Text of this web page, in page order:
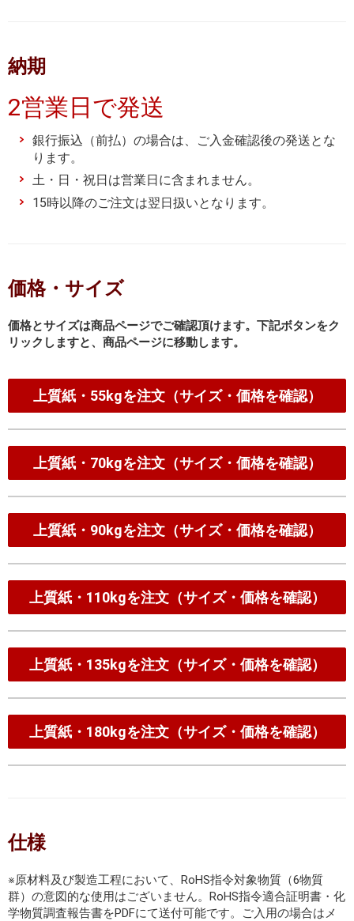
納期
2営業日で発送
銀行振込（前払）の場合は、ご入金確認後の発送とな
ります。
土・日・祝日は営業日に含まれません。
15時以降のご注文は翌日扱いとなります。
価格・サイズ
価格とサイズは商品ページでご確認頂けます。下記ボタンをク
リックしますと、商品ページに移動します。
上質紙・55kgを注文（サイズ・価格を確認）
上質紙・70kgを注文（サイズ・価格を確認）
上質紙・90kgを注文（サイズ・価格を確認）
上質紙・110kgを注文（サイズ・価格を確認）
上質紙・135kgを注文（サイズ・価格を確認）
上質紙・180kgを注文（サイズ・価格を確認）
仕様
※原材料及び製造工程において、RoHS指令対象物質（6物質
群）の意図的な使用はございません。RoHS指令適合証明書・化
学物質調査報告書をPDFにて送付可能です。ご入用の場合はメ